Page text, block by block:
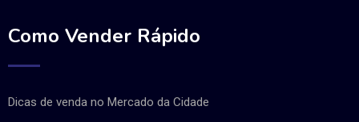
Como Vender Rápido
Dicas de venda no Mercado da Cidade